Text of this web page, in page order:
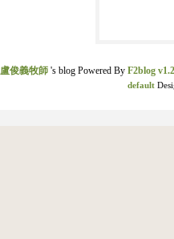
盧俊義牧師's blog Powered By F2blog
default